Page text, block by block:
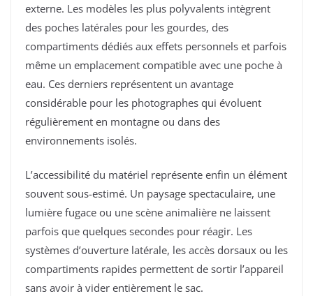
externe. Les modèles les plus polyvalents intègrent
des poches latérales pour les gourdes, des
compartiments dédiés aux effets personnels et parfois
même un emplacement compatible avec une poche à
eau. Ces derniers représentent un avantage
considérable pour les photographes qui évoluent
régulièrement en montagne ou dans des
environnements isolés.
L’accessibilité du matériel représente enfin un élément
souvent sous-estimé. Un paysage spectaculaire, une
lumière fugace ou une scène animalière ne laissent
parfois que quelques secondes pour réagir. Les
systèmes d’ouverture latérale, les accès dorsaux ou les
compartiments rapides permettent de sortir l’appareil
sans avoir à vider entièrement le sac.